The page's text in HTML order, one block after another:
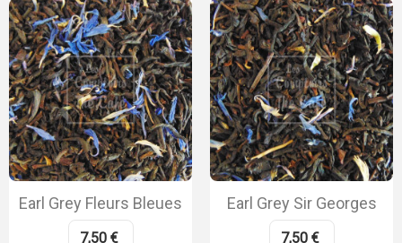
Earl Grey Fleurs Bleues
7,50 €
Earl Grey Sir Georges
7,50 €